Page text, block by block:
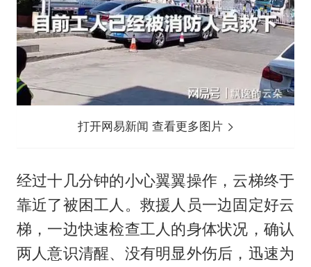
打开网易新闻 查看更多图片
经过十几分钟的小心翼翼操作，云梯终于
靠近了被困工人。救援人员一边固定好云
梯，一边快速检查工人的身体状况，确认
两人意识清醒、没有明显外伤后，迅速为